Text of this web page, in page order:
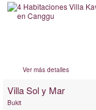
Ver más detalles
Villa Sol y Mar
Bukit